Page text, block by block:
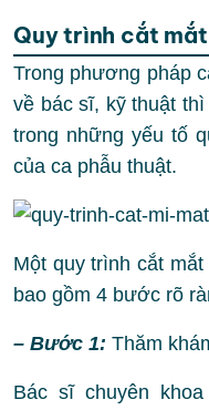
Quy trình cắt
Trong phương pháp
về bác sĩ, kỹ thuật
trong những yếu tố
của ca phẫu thuật.
Một quy trình cắt
bao gồm 4 bước rõ
– Bước 1: Thăm
Bác sĩ chuyên